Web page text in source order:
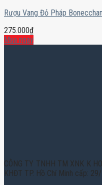
Rượu Vang Đỏ Pháp
275.000₫
Mua ngay
CÔNG TY TNHH TM XNK K
KHĐT TP. Hồ Chí Minh cấp: